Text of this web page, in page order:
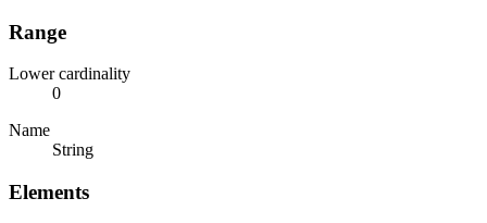
Range
Lower cardinality
0
Name
String
Elements